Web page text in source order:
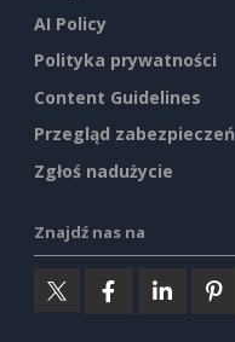
AI Policy
Polityka prywatności
Content Guidelines
Przegląd zabezpieczeń
Zgłoś nadużycie
Znajdź nas na